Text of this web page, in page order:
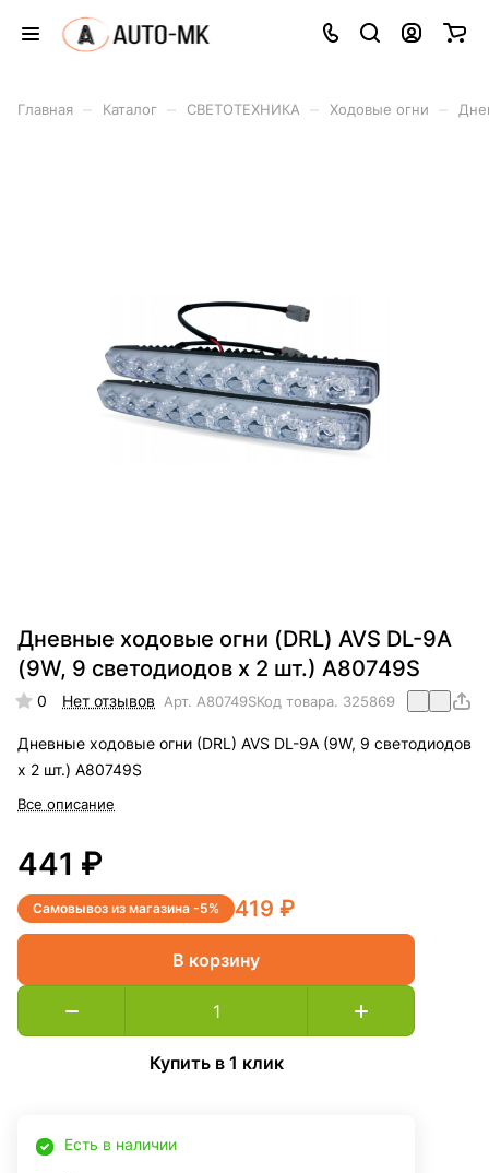
Главная Каталог СВЕТОТЕХНИКА Ходовые огни
Дневные ходовые огни (DRL) AVS DL-9A
(9W, 9 светодиодов х 2 шт.) A80749S
0 Нет отзывов Арт. A80749SКод товара. 325869
Дневные ходовые огни (DRL) AVS DL-9A (9W, 9 светодиодов
х 2 шт.) A80749S
Все описание
441 ₽
Самовывоз из магазина -5% 419 ₽
В корзину
Купить в 1 клик
Есть в наличии